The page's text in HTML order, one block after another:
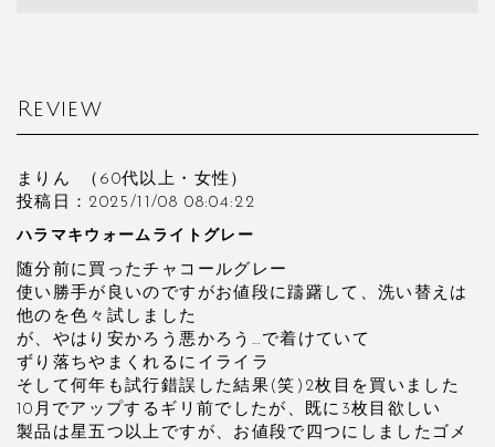
Review
まりん （60代以上・ 女性）
投稿日：2025/11/08 08:04:22
ハラマキウォームライトグレー
随分前に買ったチャコールグレー
使い勝手が良いのですがお値段に躊躇して、洗い替えは
他のを色々試しました
が、やはり安かろう悪かろう…で着けていて
ずり落ちやまくれるにイライラ
そして何年も試行錯誤した結果(笑)2枚目を買いました
10月でアップするギリ前でしたが、既に3枚目欲しい
製品は星五つ以上ですが、お値段で四つにしましたゴメ